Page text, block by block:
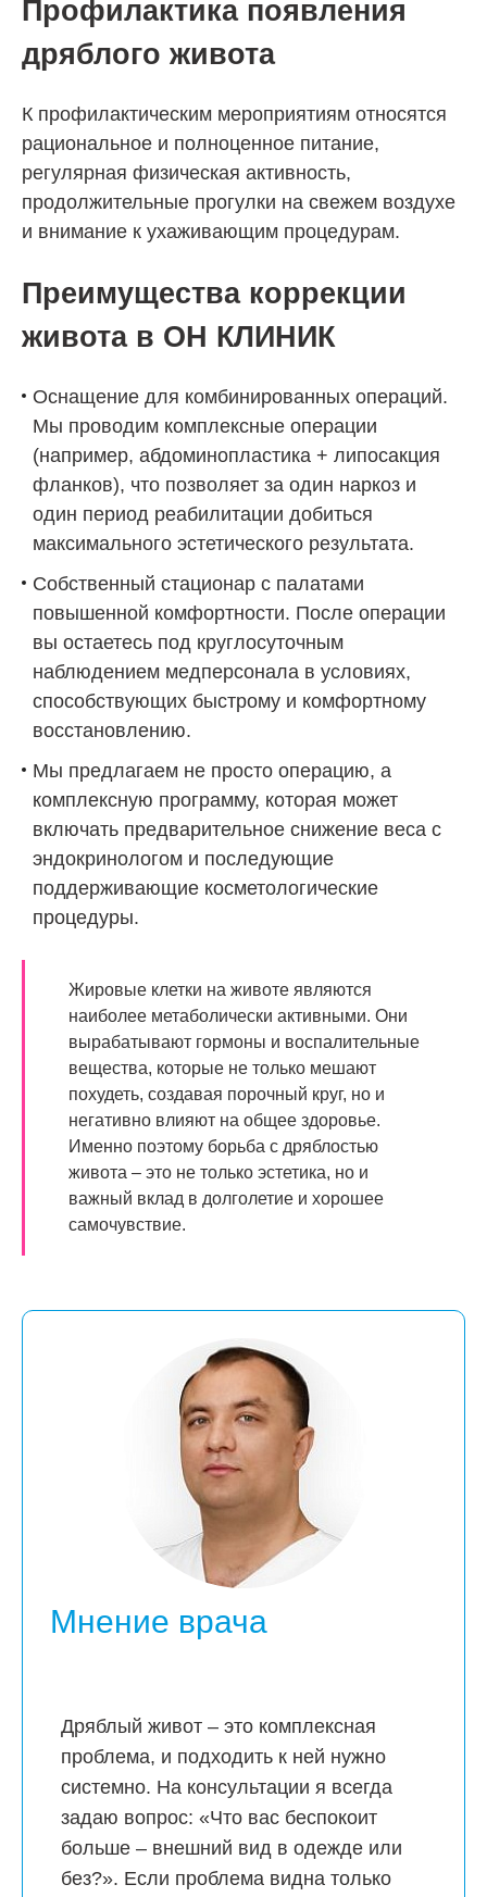
Профилактика появления
дряблого живота
К профилактическим мероприятиям относятся
рациональное и полноценное питание,
регулярная физическая активность,
продолжительные прогулки на свежем воздухе
и внимание к ухаживающим процедурам.
Преимущества коррекции
живота в ОН КЛИНИК
Оснащение для комбинированных операций.
Мы проводим комплексные операции
(например, абдоминопластика + липосакция
фланков), что позволяет за один наркоз и
один период реабилитации добиться
максимального эстетического результата.
Собственный стационар с палатами
повышенной комфортности. После операции
вы остаетесь под круглосуточным
наблюдением медперсонала в условиях,
способствующих быстрому и комфортному
восстановлению.
Мы предлагаем не просто операцию, а
комплексную программу, которая может
включать предварительное снижение веса с
эндокринологом и последующие
поддерживающие косметологические
процедуры.
Жировые клетки на животе являются
наиболее метаболически активными. Они
вырабатывают гормоны и воспалительные
вещества, которые не только мешают
похудеть, создавая порочный круг, но и
негативно влияют на общее здоровье.
Именно поэтому борьба с дряблостью
живота – это не только эстетика, но и
важный вклад в долголетие и хорошее
самочувствие.
Мнение врача
Дряблый живот – это комплексная
проблема, и подходить к ней нужно
системно. На консультации я всегда
задаю вопрос: «Что вас беспокоит
больше – внешний вид в одежде или
без?». Если проблема видна только